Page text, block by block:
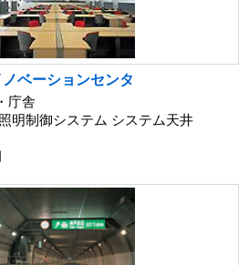
ベーションセンタ
庁舎
明制御システム システム天井